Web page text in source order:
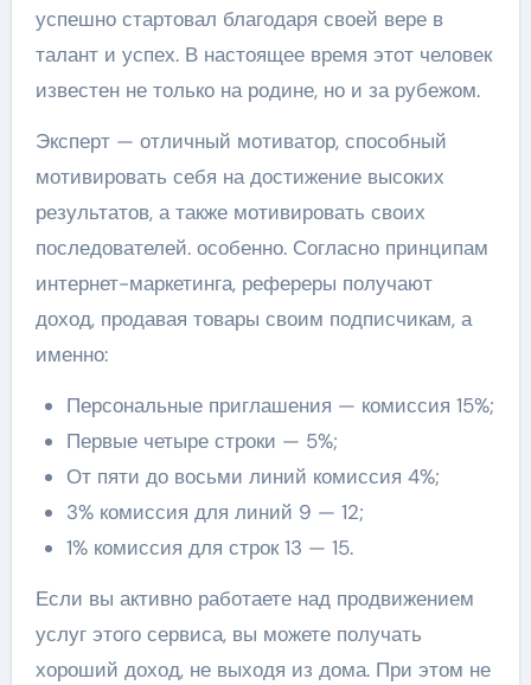
успешно стартовал благодаря своей вере в
талант и успех. В настоящее время этот человек
известен не только на родине, но и за рубежом.
Эксперт — отличный мотиватор, способный
мотивировать себя на достижение высоких
результатов, а также мотивировать своих
последователей. особенно. Согласно принципам
интернет-маркетинга, рефереры получают
доход, продавая товары своим подписчикам, а
именно:
Персональные приглашения — комиссия 15%;
Первые четыре строки — 5%;
От пяти до восьми линий комиссия 4%;
3% комиссия для линий 9 — 12;
1% комиссия для строк 13 — 15.
Если вы активно работаете над продвижением
услуг этого сервиса, вы можете получать
хороший доход, не выходя из дома. При этом не